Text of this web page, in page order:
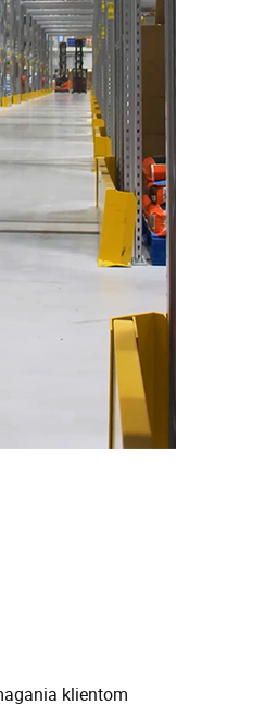
klientom